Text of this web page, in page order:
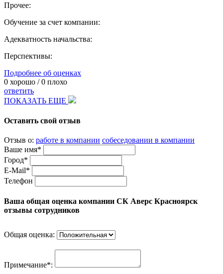
Прочее:
Обучение за счет компании:
Адекватность начальства:
Перспективы:
Подробнее об оценках
0 хорошо /0 плохо
ответить
ПОКАЗАТЬ ЕЩЕ
Оставить свой отзыв
Отзыв о: работе в компании собеседовании в компании
Ваше имя*
Город*
E-Mail*
Телефон
Ваша общая оценка компании СК Аверс Красноярск
отзывы сотрудников
Общая оценка:
Примечание*: